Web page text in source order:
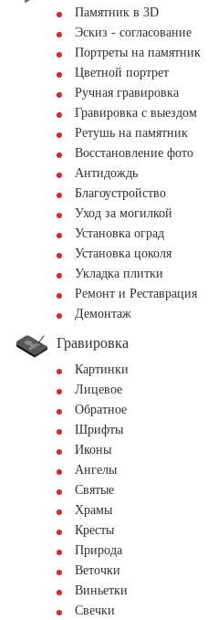
Памятник в 3D
Эскиз - согласование
Портреты на памятник
Цветной портрет
Ручная гравировка
Гравировка с выездом
Ретушь на памятник
Восстановление фото
Антидождь
Благоустройство
Уход за могилкой
Установка оград
Установка цоколя
Укладка плитки
Ремонт и Реставрация
Демонтаж
Гравировка
Картинки
Лицевое
Обратное
Шрифты
Иконы
Ангелы
Святые
Храмы
Кресты
Природа
Веточки
Виньетки
Свечки